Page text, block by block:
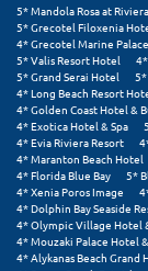
Κως
Λ
Λαγκάδια
Λακόπετρα
Λακωνία
Λασίθι
5* Mandola Rosa at
5* Grecotel Filoxenia
4* Grecotel Marine
5* Valis Resort Hotel
5* Grand Serai Hotel
4* Long Beach Resort
4* Golden Coast Hotel &
4* Exotica Hotel & Spa
4* Evia Riviera Resort
4* Maranton Beach Hotel
4* Florida Blue Bay
5*
4* Xenia Poros Image
4* Dolphin Bay Seaside
4* Olympic Village Hotel
4* Mouzaki Palace Hotel
4* Alykanas Beach Grand